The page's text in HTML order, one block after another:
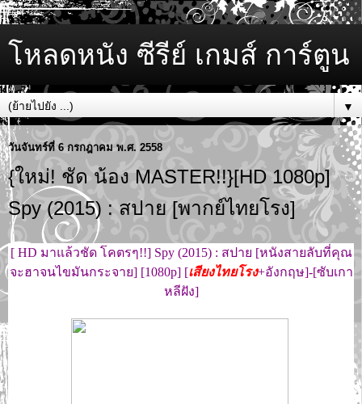
โหลดหนัง ซีรีย์ เกมส์ การ์ตูน
▼
วันจันทร์ที่ 6 กรกฎาคม พ.ศ. 2558
{ใหม่! ชัด น้อง MASTER!!}[HD 1080p]
Spy (2015) : สปาย [พากย์ไทยโรง]
[ HD มาแล้วชัด โคตรๆ!!] Spy (2015) : สปาย [หนังสายลับที่คุณ
จะฮาจนไขมันกระจาย] [1080p] [เสียงไทยโรง+อังกฤษ]-[ซับเกา
หลีฝัง]